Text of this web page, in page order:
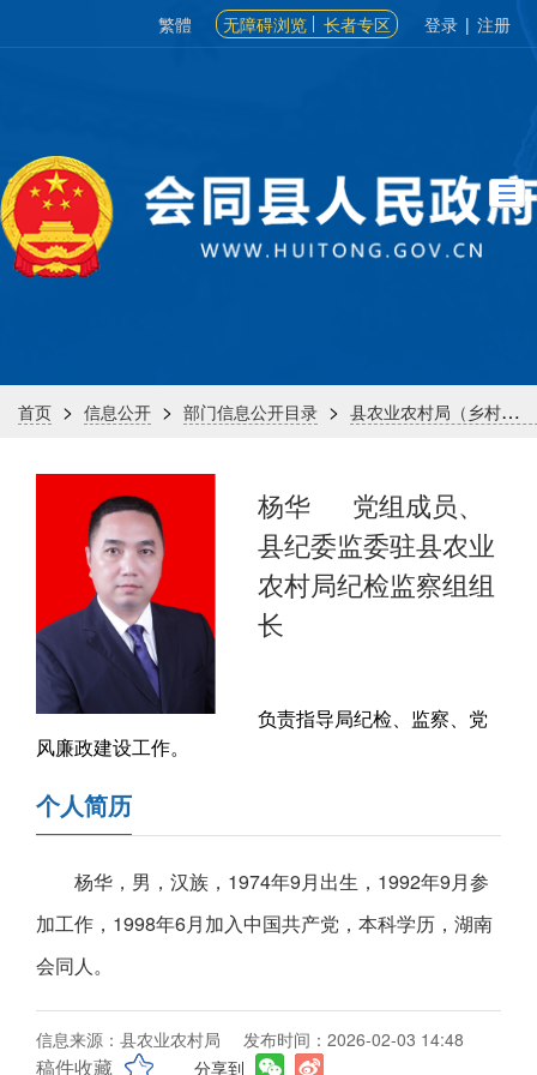
繁體 无障碍浏览 长者专区 登录 | 注册
首页 > 信息公开 > 部门信息公开目录 > 县农业农村局（乡村振兴局）
杨华
党组成员、
县纪委监委驻县农业
农村局纪检监察组组
长
负责指导局纪检、监察、党
风廉政建设工作。
个人简历
杨华，男，汉族，1974年9月出生，1992年9月参
加工作，1998年6月加入中国共产党，本科学历，湖南
会同人。
信息来源：县农业农村局 发布时间：2026-02-03 14:48
稿件收藏 分享到